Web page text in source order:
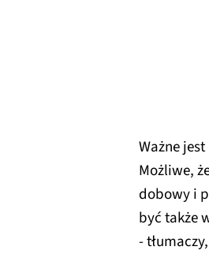
Ważne
Możliwe,
dobowy i
być także
-